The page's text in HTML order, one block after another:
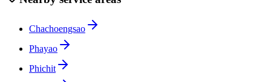
Chachoengsao
Phayao
Phichit